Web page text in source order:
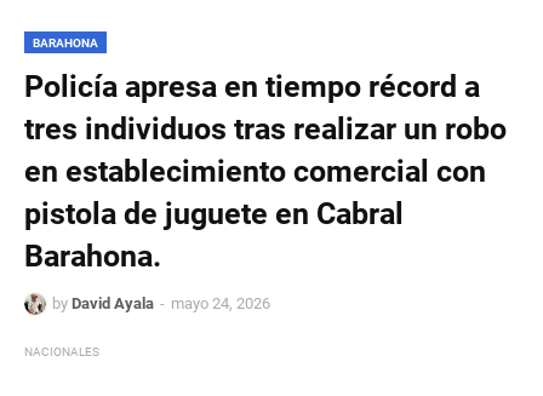
BARAHONA
Policía apresa en tiempo récord a
tres individuos tras realizar un robo
en establecimiento comercial con
pistola de juguete en Cabral
Barahona.
by David Ayala mayo 24, 2026
NACIONALES